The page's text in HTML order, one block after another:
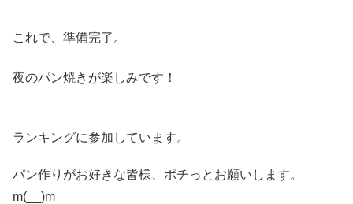
これで、準備完了。
夜のパン焼きが楽しみです！
ランキングに参加しています。
パン作りがお好きな皆様、ポチっとお願いします。
m(__)m